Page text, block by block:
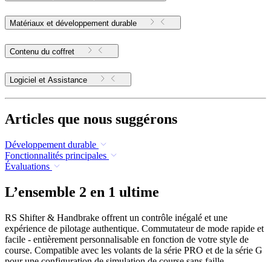
Matériaux et développement durable
Contenu du coffret
Logiciel et Assistance
Articles que nous suggérons
Développement durable
Fonctionnalités principales
Évaluations
L’ensemble 2 en 1 ultime
RS Shifter & Handbrake offrent un contrôle inégalé et une
expérience de pilotage authentique. Commutateur de mode rapide et
facile - entièrement personnalisable en fonction de votre style de
course. Compatible avec les volants de la série PRO et de la série G